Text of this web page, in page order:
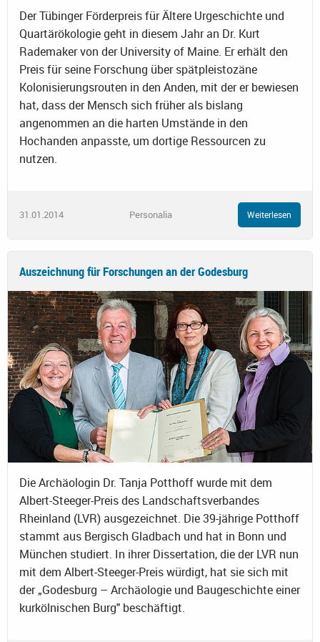
Der Tübinger Förderpreis für Ältere Urgeschichte und
Quartärökologie geht in diesem Jahr an Dr. Kurt
Rademaker von der University of Maine. Er erhält den
Preis für seine Forschung über spätpleistozäne
Kolonisierungsrouten in den Anden, mit der er bewiesen
hat, dass der Mensch sich früher als bislang
angenommen an die harten Umstände in den
Hochanden anpasste, um dortige Ressourcen zu
nutzen.
31.01.2014 Personalia Weiterlesen
Auszeichnung für Forschungen an der Godesburg
Die Archäologin Dr. Tanja Potthoff wurde mit dem
Albert-Steeger-Preis des Landschaftsverbandes
Rheinland (LVR) ausgezeichnet. Die 39-jährige Potthoff
stammt aus Bergisch Gladbach und hat in Bonn und
München studiert. In ihrer Dissertation, die der LVR nun
mit dem Albert-Steeger-Preis würdigt, hat sie sich mit
der „Godesburg – Archäologie und Baugeschichte einer
kurkölnischen Burg" beschäftigt.